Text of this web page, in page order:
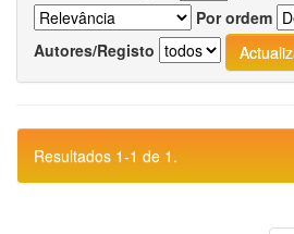
Por ordem
Autores/Registo
Resultados 1-1 de 1.